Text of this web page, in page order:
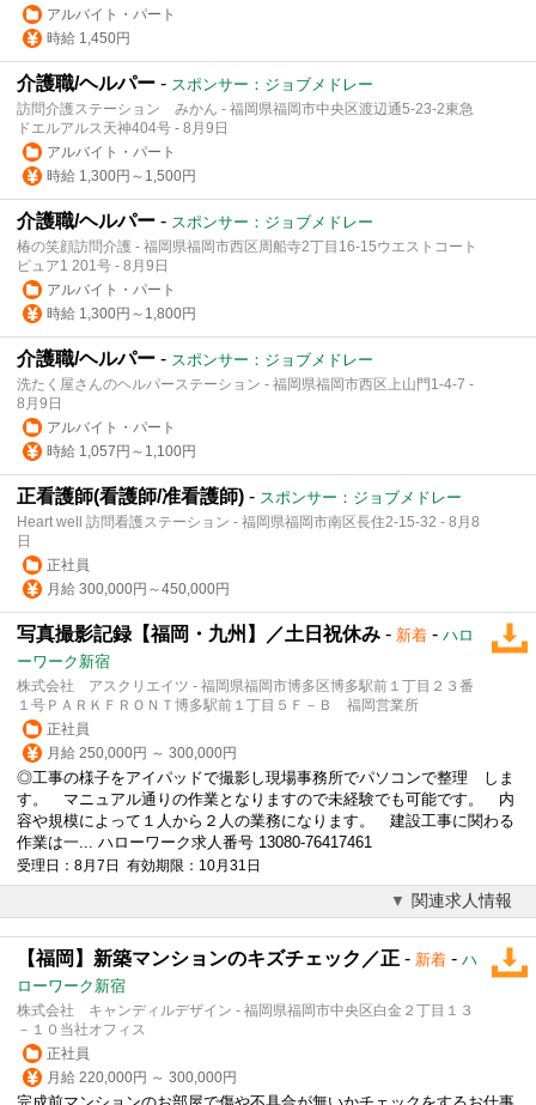
アルバイト・パート
時給 1,450円
介護職/ヘルパー - スポンサー：ジョブメドレー
訪問介護ステーション みかん - 福岡県福岡市中央区渡辺通5-23-2東急
ドエルアルス天神404号 - 8月9日
アルバイト・パート
時給 1,300円～1,500円
介護職/ヘルパー - スポンサー：ジョブメドレー
椿の笑顔訪問介護 - 福岡県福岡市西区周船寺2丁目16-15ウエストコート
ピュア1 201号 - 8月9日
アルバイト・パート
時給 1,300円～1,800円
介護職/ヘルパー - スポンサー：ジョブメドレー
洗たく屋さんのヘルパーステーション - 福岡県福岡市西区上山門1-4-7 -
8月9日
アルバイト・パート
時給 1,057円～1,100円
正看護師(看護師/准看護師) - スポンサー：ジョブメドレー
Heart well 訪問看護ステーション - 福岡県福岡市南区長住2-15-32 - 8月8
日
正社員
月給 300,000円～450,000円
写真撮影記録【福岡・九州】／土日祝休み - 新着 - ハロ
ーワーク新宿
株式会社 アスクリエイツ - 福岡県福岡市博多区博多駅前１丁目２３番
１号ＰＡＲＫＦＲＯＮＴ博多駅前１丁目５Ｆ－Ｂ 福岡営業所
正社員
月給 250,000円 ～ 300,000円
◎工事の様子をアイパッドで撮影し現場事務所でパソコンで整理 しま
す。 マニュアル通りの作業となりますので未経験でも可能です。 内
容や規模によって１人から２人の業務になります。 建設工事に関わる
作業は一... ハローワーク求人番号 13080-76417461
受理日：8月7日 有効期限：10月31日
関連求人情報
【福岡】新築マンションのキズチェック／正 - 新着 - ハ
ローワーク新宿
株式会社 キャンディルデザイン - 福岡県福岡市中央区白金２丁目１３
－１０当社オフィス
正社員
月給 220,000円 ～ 300,000円